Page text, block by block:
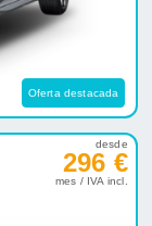
Oferta destacada
desde
296 €
mes / IVA incl.